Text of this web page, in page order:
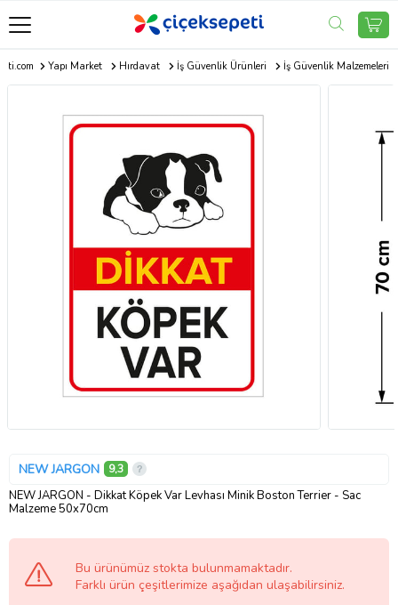
Yapı Market Hırdavat İş Güvenlik Ürünleri İş Güvenlik Malzemeleri
NEW JARGON 9,3
NEW JARGON - Dikkat Köpek Var Levhası Minik Boston Terrier - Sac
Malzeme 50x70cm
Bu ürünümüz stokta bulunmamaktadır.
Farklı ürün çeşitlerimize aşağıdan ulaşabilirsiniz.